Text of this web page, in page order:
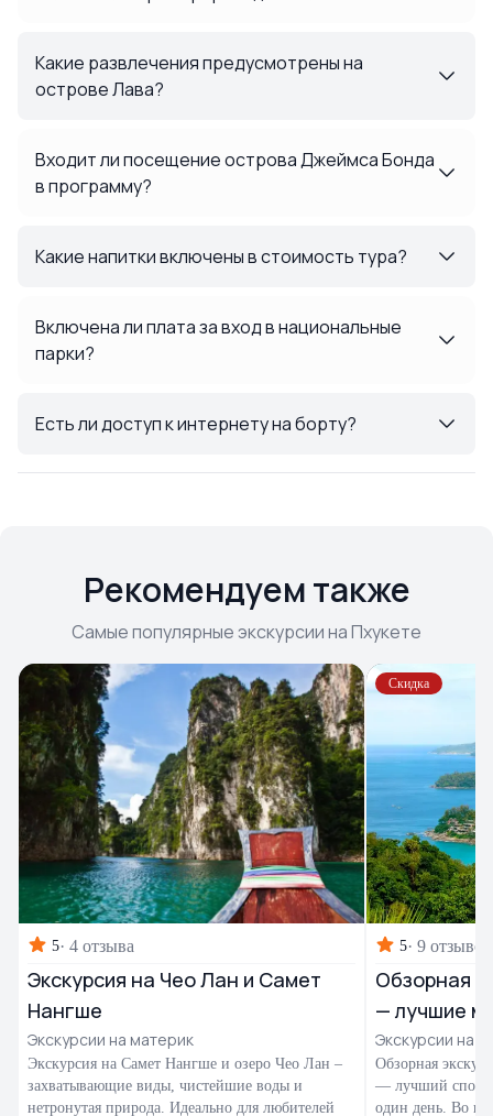
Какие развлечения предусмотрены на
острове Лава?
Входит ли посещение острова Джеймса Бонда
в программу?
Какие напитки включены в стоимость тура?
Включена ли плата за вход в национальные
парки?
Есть ли доступ к интернету на борту?
Рекомендуем также
Самые популярные экскурсии на Пхукете
5· 4 отзыва
Экскурсия на Чео Лан и Самет
Нангше
Экскурсии на материк
Экскурсия на Самет Нангше и озеро Чео Лан –
захватывающие виды, чистейшие воды и
нетронутая природа. Идеально для любителей
Скидка
5· 9 отзывов
Обзорная
— лучшие
Экскурсии на
Обзорная
— лучший способ
один день. Во